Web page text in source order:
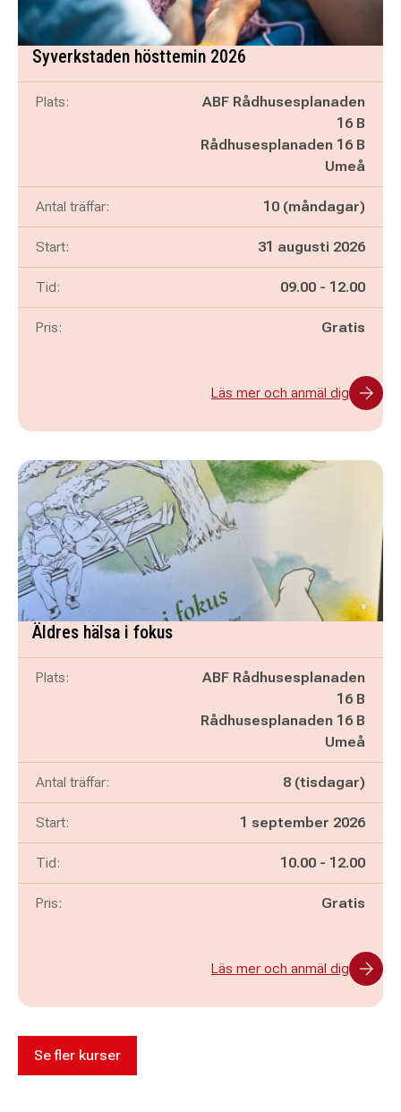
Syverkstaden hösttemin 2026
Plats:
ABF Rådhusesplanaden
16 B
Rådhusesplanaden 16 B
Umeå
Antal träffar: 10 (måndagar)
Start: 31 augusti 2026
Tid: Pågår mellan
09.00 - och
12.00
Pris: Gratis
Läs mer och anmäl dig
Äldres hälsa i fokus
Plats:
ABF Rådhusesplanaden
16 B
Rådhusesplanaden 16 B
Umeå
Antal träffar: 8 (tisdagar)
Start: 1 september 2026
Tid: Pågår mellan
10.00 - och
12.00
Pris: Gratis
Läs mer och anmäl dig
Se fler kurser